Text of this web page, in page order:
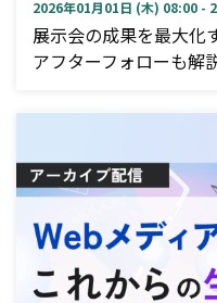
2026年01月01日 (木) 08:00 -
展示会の成果を最大化
アフターフォローも解